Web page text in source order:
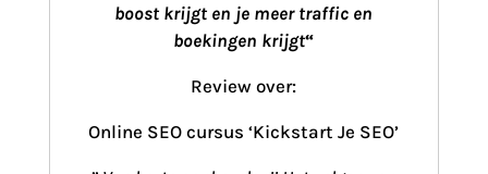
boost krijgt en je meer traffic en
boekingen krijgt“
Review over:
Online SEO cursus ‘Kickstart Je SEO’